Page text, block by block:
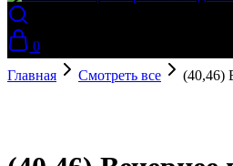
0
Главная
Смотреть все
(40,46)